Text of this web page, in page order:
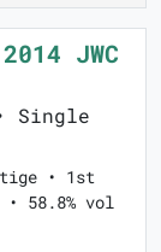
JWC
Single
• 1st
58.8% vol